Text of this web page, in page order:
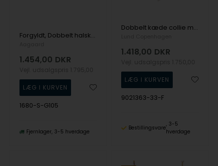
Forgyldt, Dobbelt halskæde med panser- og ferskvandsperle kæde, Aagaard
1.454,00 DKR
1680-S-G105
Fjernlager 3-5 hverdage
Dobbelt kæde collie med zirkonia og perler fra Lund Copenhagen
1.418,00 DKR
9021363-33-F
Bestillingsvare
3-5
hverdage